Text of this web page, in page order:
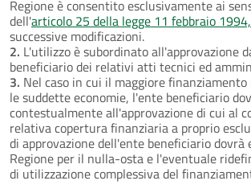
Regione è consentito esclusivamente ai
dell'articolo 25 della legge 11 febbraio
successive modificazioni.
2. L'utilizzo è subordinato all'approvazione
beneficiario dei relativi atti tecnici ed
3. Nel caso in cui il maggiore finanziamento
le suddette economie, l'ente beneficiario
contestualmente all'approvazione di cui al
relativa copertura finanziaria a proprio
di approvazione dell'ente beneficiario dovrà
Regione per il nulla-osta e l'eventuale
di utilizzazione complessiva del